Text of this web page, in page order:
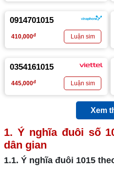
0914701015
410,000đ
0354161015
445,000đ
Xem
1. Ý nghĩa đuôi số
dân gian
1.1. Ý nghĩa đuôi 1015